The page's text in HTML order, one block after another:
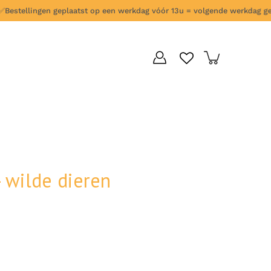
geplaatst op een werkdag vóór 13u = volgende werkdag
wilde dieren